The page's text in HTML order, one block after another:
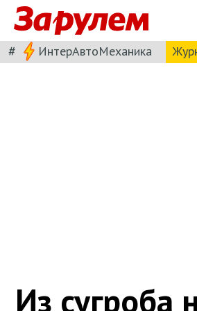
# ИнтерАвтоМеханика
Из сугроба